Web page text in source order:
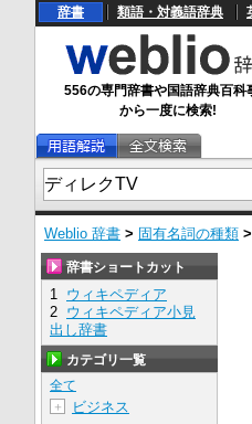
辞書 類語・対義語辞典
556の専門辞書や国語辞典百科
から一度に検索!
Weblio 辞書 > 固有名詞の種類 >
辞書ショートカット
1 ウィキペディア
2 ウィキペディア小見
出し辞書
カテゴリ一覧
全て
＋
ビジネス